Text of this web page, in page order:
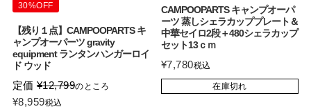
30%OFF
【残り１点】CAMPOOPARTS キ
ャンプオーパーツ gravity
equipment ランタンハンガーロイ
ド ウッド
定価 ¥12,799のところ
¥8,959税込
CAMPOOPARTS キャンプオーパ
ーツ 蒸しシェラカッププレート＆
中華セイロ2段＋480シェラカップ
セット13ｃｍ
¥7,780税込
在庫切れ